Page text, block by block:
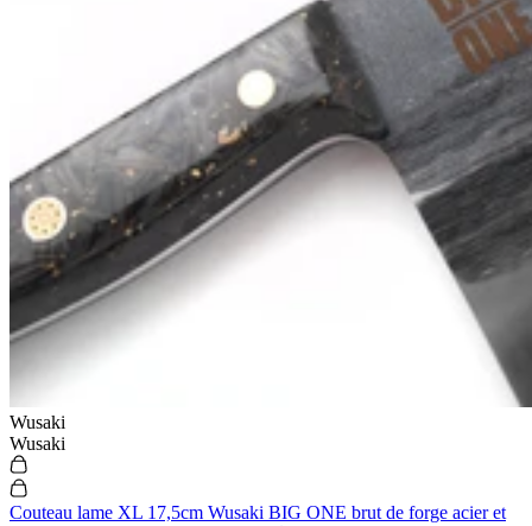
Wusaki
Wusaki
Couteau lame XL 17,5cm Wusaki BIG ONE brut de forge acier et